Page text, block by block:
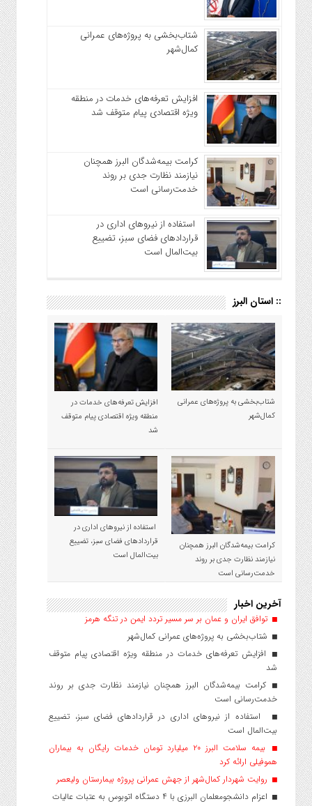
شتاب‌بخشی به پروژه‌های عمرانی
کمال‌شهر
افزایش تعرفه‌های خدمات در منطقه
ویژه اقتصادی پیام متوقف شد
کرامت بیمه‌شدگان البرز همچنان
نیازمند نظارت جدی بر روند
خدمت‌رسانی است
استفاده از نیروهای اداری در
قراردادهای فضای سبز، تضییع
بیت‌المال است
:: استان البرز
شتاب‌بخشی به پروژه‌های عمرانی
کمال‌شهر
افزایش تعرفه‌های خدمات در
منطقه ویژه اقتصادی پیام متوقف
شد
کرامت بیمه‌شدگان البرز همچنان
نیازمند نظارت جدی بر روند
خدمت‌رسانی است
استفاده از نیروهای اداری در
قراردادهای فضای سبز، تضییع
بیت‌المال است
آخرین اخبار
توافق ایران و عمان بر سر مسیر تردد ایمن در تنگه هرمز
شتاب‌بخشی به پروژه‌های عمرانی کمال‌شهر
افزایش تعرفه‌های خدمات در منطقه ویژه اقتصادی پیام متوقف
شد
کرامت بیمه‌شدگان البرز همچنان نیازمند نظارت جدی بر روند
خدمت‌رسانی است
استفاده از نیروهای اداری در قراردادهای فضای سبز، تضییع
بیت‌المال است
بیمه سلامت البرز ۲۰ میلیارد تومان خدمات رایگان به بیماران
هموفیلی ارائه کرد
روایت شهردار کمال‌شهر از جهش عمرانی پروژه بیمارستان ولیعصر
اعزام دانشجو‌معلمان البرزی با ۴ دستگاه اتوبوس به عتبات عالیات